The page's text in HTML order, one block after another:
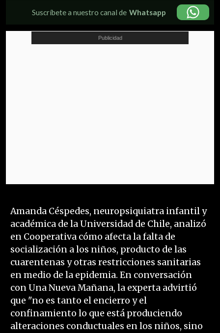
Suscríbete a nuestro canal de Whatsapp
Amanda Céspedes, neuropsiquiatra infantil y
académica de la Universidad de Chile, analizó
en Cooperativa cómo afecta la falta de
socialización a los niños, producto de las
cuarentenas y otras restricciones sanitarias
en medio de la epidemia. En conversación
con Una Nueva Mañana, la experta advirtió
que "no es tanto el encierro y el
confinamiento lo que está produciendo
alteraciones conductuales en los niños, sino